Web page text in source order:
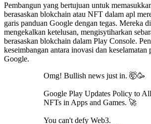
Pembangun yang bertujuan untuk
berasaskan blokchain atau NFT dalam apl
garis panduan Google dengan tegas. Mereka
mengekalkan ketelusan, mengisytiharkan
berasaskan blokchain dalam Play Console.
keseimbangan antara inovasi dan keselamatan
Google.
Omg! Bullish news just in. 🤯🥳
Google Play Updates Policy to
NFTs in Apps and Games. 🚀
You can't defy Web3.